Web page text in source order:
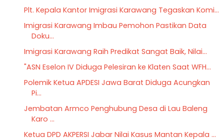
Plt. Kepala Kantor Imigrasi Karawang Tegaskan Komi...
Imigrasi Karawang Imbau Pemohon Pastikan Data
Doku...
Imigrasi Karawang Raih Predikat Sangat Baik, Nilai...
"ASN Eselon IV Diduga Pelesiran ke Klaten Saat WFH...
Polemik Ketua APDESI Jawa Barat Diduga Acungkan
Pi...
Jembatan Armco Penghubung Desa di Lau Baleng
Karo ...
Ketua DPD AKPERSI Jabar Nilai Kasus Mantan Kepala ...